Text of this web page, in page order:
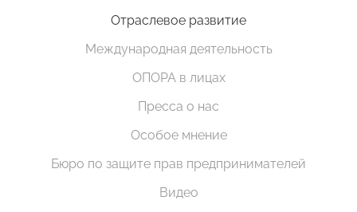
Отраслевое развитие
Международная деятельность
ОПОРА в лицах
Пресса о нас
Особое мнение
Бюро по защите прав предпринимателей
Видео